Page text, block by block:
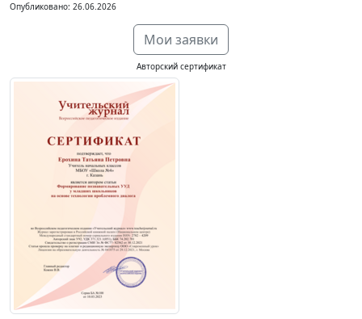
Опубликовано: 26.06.2026
Мои заявки
Авторский сертификат